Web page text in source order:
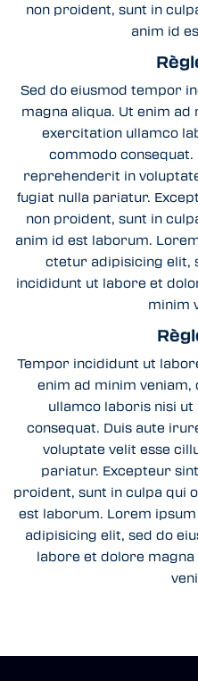
non proident, sunt in
anim id
Sed do eiusmod tempor
magna aliqua. Ut enim
exercitation ullamco
commodo
reprehenderit in
fugiat nulla pariatur.
non proident, sunt in
anim id est laborum.
ctetur adipisicing elit,
incididunt ut labore et
minim
Tempor incididunt ut
enim ad minim
ullamco laboris nisi
consequat. Duis aute
voluptate velit esse
pariatur. Excepteur
proident, sunt in culpa qui
est laborum. Lorem
adipisicing elit, sed do
labore et dolore